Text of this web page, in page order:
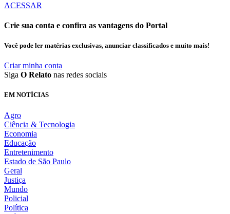
ACESSAR
Crie sua conta e confira as vantagens do Portal
Você pode ler matérias exclusivas, anunciar classificados e muito mais!
Criar minha conta
Siga O Relato nas redes sociais
EM NOTÍCIAS
Agro
Ciência & Tecnologia
Economia
Educação
Entretenimento
Estado de São Paulo
Geral
Justiça
Mundo
Policial
Política